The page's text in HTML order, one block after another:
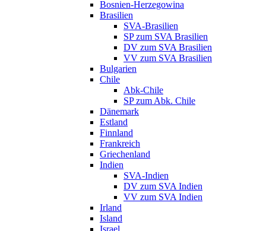
Bosnien-Herzegowina
Brasilien
SVA-Brasilien
SP zum SVA Brasilien
DV zum SVA Brasilien
VV zum SVA Brasilien
Bulgarien
Chile
Abk-Chile
SP zum Abk. Chile
Dänemark
Estland
Finnland
Frankreich
Griechenland
Indien
SVA-Indien
DV zum SVA Indien
VV zum SVA Indien
Irland
Island
Israel